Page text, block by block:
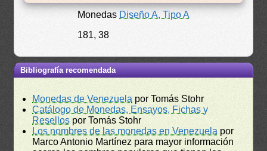
Monedas Diseño A, Tipo A
181, 38
Bibliografía recomendada
Monedas de Venezuela por Tomás Stohr
Catálogo de Monedas, Ensayos, Fichas y
Resellos por Tomás Stohr
Los nombres de las monedas en Venezuela por
Marco Antonio Martínez para mayor información